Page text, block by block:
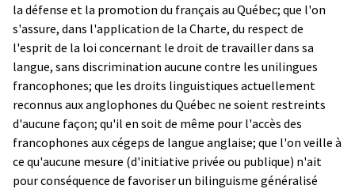
la défense et la promotion du français au Québec; que l'on
s'assure, dans l'application de la Charte, du respect de
l'esprit de la loi concernant le droit de travailler dans sa
langue, sans discrimination aucune contre les unilingues
francophones; que les droits linguistiques actuellement
reconnus aux anglophones du Québec ne soient restreints
d'aucune façon; qu'il en soit de même pour l'accès des
francophones aux cégeps de langue anglaise; que l'on veille à
ce qu'aucune mesure (d'initiative privée ou publique) n'ait
pour conséquence de favoriser un bilinguisme généralisé